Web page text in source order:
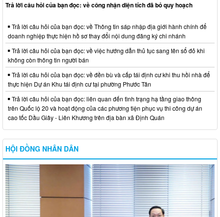
Trả lời câu hỏi của bạn đọc: về công nhận diện tích đã bỏ quy hoạch
Trả lời câu hỏi của bạn đọc: về Thông tin sáp nhập địa giới hành chính để
doanh nghiệp thực hiện hồ sơ thay đổi nội dung đăng ký chi nhánh
Trả lời câu hỏi của bạn đọc: về việc hướng dẫn thủ tục sang tên sổ đỏ khi
không còn thông tin người bán
Trả lời câu hỏi của bạn đọc: về đền bù và cấp tái định cư khi thu hồi nhà để
thực hiện Dự án Khu tái định cư tại phường Phước Tân
Trả lời câu hỏi của bạn đọc: liên quan đến tình trạng hạ tầng giao thông
trên Quốc lộ 20 và hoạt động của các phương tiện phục vụ thi công dự án
cao tốc Dầu Giây - Liên Khương trên địa bàn xã Định Quán
HỘI ĐỒNG NHÂN DÂN